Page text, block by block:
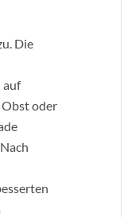
Die
auf
Obst oder